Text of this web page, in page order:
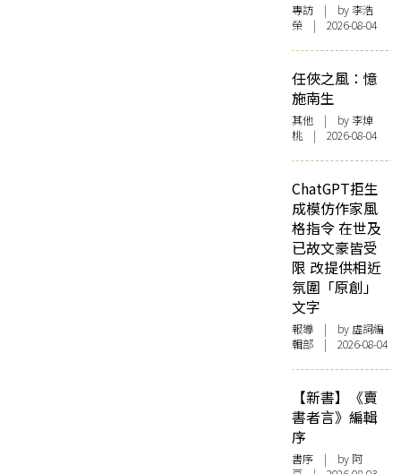
專訪 | by 李浩
榮 | 2026-08-04
任俠之風：憶
施南生
其他 | by 李焯
桃 | 2026-08-04
ChatGPT拒生
成模仿作家風
格指令 在世及
已故文豪皆受
限 改提供相近
氛圍「原創」
文字
報導 | by 虛詞編
輯部 | 2026-08-04
【新書】《賣
書者言》編輯
序
書序 | by 阿